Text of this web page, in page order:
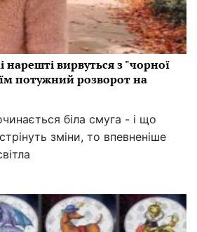
нарешті вирвуться з "чорної
потужний розворот на
біла смуга - і що
зміни, то впевненіше